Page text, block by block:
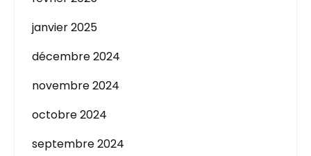
janvier 2025
décembre 2024
novembre 2024
octobre 2024
septembre 2024